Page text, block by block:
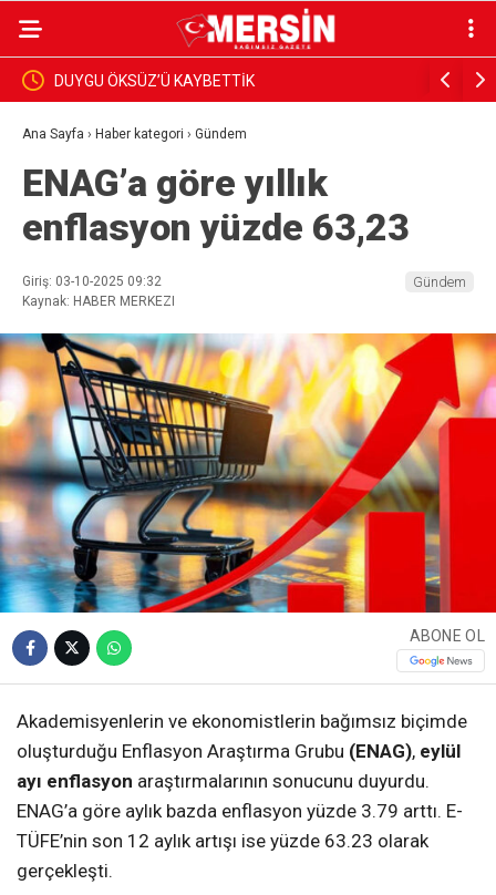
BAŞKAN YILDIZ, SAHADAKİ ÇALIŞMALARI YERİNDE
İNCELEDİ
Dim,
Ana Sayfa › Haber kategori › Gündem
ENAG’a göre yıllık
enflasyon yüzde 63,23
Giriş: 03-10-2025 09:32
Kaynak: HABER MERKEZI
Gündem
ABONE OL
Akademisyenlerin ve ekonomistlerin bağımsız biçimde
oluşturduğu Enflasyon Araştırma Grubu (ENAG), eylül
ayı enflasyon araştırmalarının sonucunu duyurdu.
ENAG’a göre aylık bazda enflasyon yüzde 3.79 arttı. E-
TÜFE’nin son 12 aylık artışı ise yüzde 63.23 olarak
gerçekleşti.